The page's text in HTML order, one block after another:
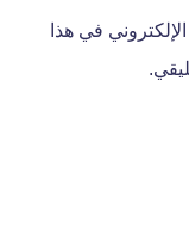
في هذا